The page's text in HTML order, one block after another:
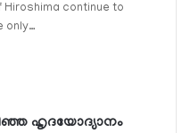
continue to
only…
ഹൃദയോദ്യാനം